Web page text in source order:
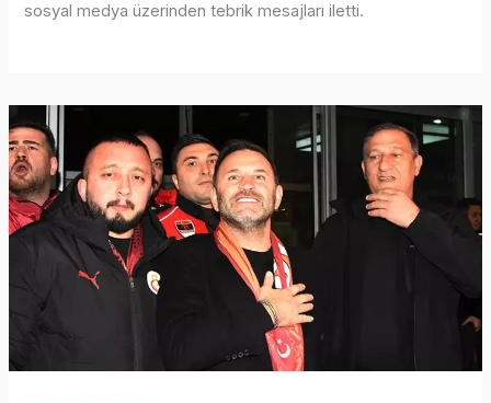
sosyal medya üzerinden tebrik mesajları iletti.